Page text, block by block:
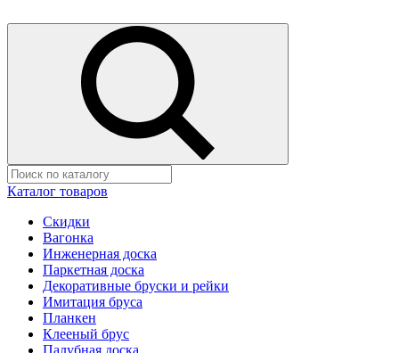
Каталог товаров
Скидки
Вагонка
Инженерная доска
Паркетная доска
Декоративные бруски и рейки
Имитация бруса
Планкен
Клееный брус
Палубная доска